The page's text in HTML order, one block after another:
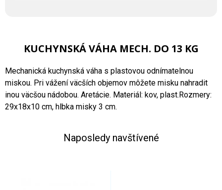
KUCHYNSKÁ VÁHA MECH. DO 13 KG
Mechanická kuchynská váha s plastovou odnímatelnou
miskou. Pri vážení väcších objemov môžete misku nahradit
inou väcšou nádobou. Aretácie. Materiál: kov, plast.Rozmery:
29x18x10 cm, hlbka misky 3 cm.
Naposledy navštívené